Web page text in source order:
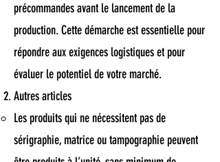
précommandes avant le lancement de la
production. Cette démarche est essentielle pour
répondre aux exigences logistiques et pour
évaluer le potentiel de votre marché.
Autres articles
Les produits qui ne nécessitent pas de
sérigraphie, matrice ou tampographie peuvent